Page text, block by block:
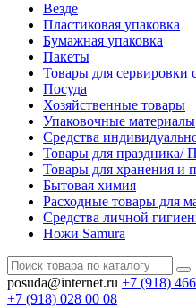
Везде
Пластиковая упаковка
Бумажная упаковка
Пакеты
Товары для сервировки
Посуда
Хозяйственные товары
Упаковочные материалы
Средства
Товары для праздника/
Товары для хранения и
Бытовая химия
Расходные товары для
Средства личной
Ножи Samura
posuda@internet.ru +7 (918)
+7 (918) 028 00 08